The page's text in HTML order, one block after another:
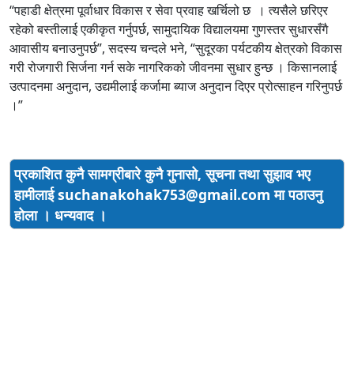
“पहाडी क्षेत्रमा पूर्वाधार विकास र सेवा प्रवाह खर्चिलो छ । त्यसैले छरिएर
रहेको बस्तीलाई एकीकृत गर्नुपर्छ, सामुदायिक विद्यालयमा गुणस्तर सुधारसँगै
आवासीय बनाउनुपर्छ”, सदस्य चन्दले भने, “सुदूरका पर्यटकीय क्षेत्रको विकास
गरी रोजगारी सिर्जना गर्न सके नागरिकको जीवनमा सुधार हुन्छ । किसानलाई
उत्पादनमा अनुदान, उद्यमीलाई कर्जामा ब्याज अनुदान दिएर प्रोत्साहन गरिनुपर्छ
।”
प्रकाशित कुनै सामग्रीबारे कुनै गुनासो, सूचना तथा सुझाव भए
हामीलाईsuchanakohak753@gmail.com मा पठाउनु
होला । धन्यवाद ।